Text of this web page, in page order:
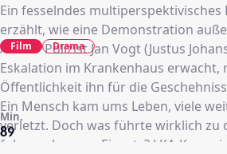
Ein fesselndes multiperspektivisches
erzählt, wie eine Demonstration
Als der Polizist Jan Vogt (Justus
Eskalation im Krankenhaus erwacht,
Öffentlichkeit ihn für die
Ein Mensch kam ums Leben, viele
verletzt. Doch was führte wirklich zu
folgenschweren Einsatz? LKA-
89
Min.
Film Drama